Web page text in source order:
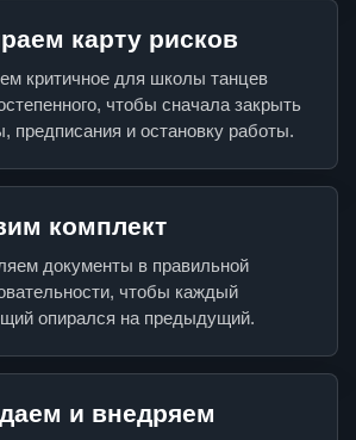
карту рисков
критичное для школы танцев
чтобы сначала закрыть
предписания и остановку работы.
комплект
документы в правильной
чтобы каждый
опирался на предыдущий.
и внедряем